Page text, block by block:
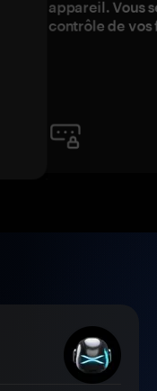
appareil. Vous
contrôle de vos